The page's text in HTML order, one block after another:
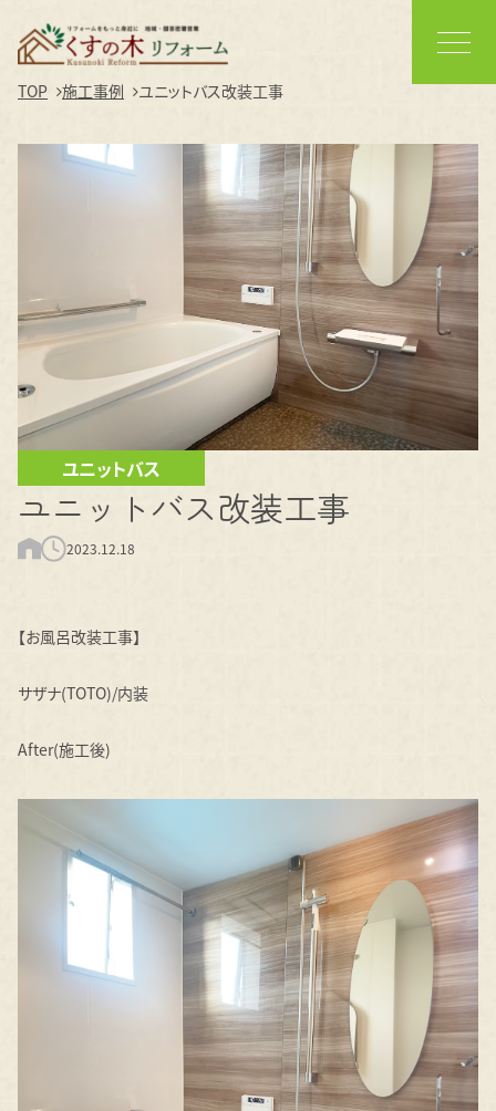
TOP 施工事例 ユニットバス改装工事
ユニットバス
ユニットバス改装工事
2023.12.18
【お風呂改装工事】
サザナ(TOTO)/内装
After(施工後)